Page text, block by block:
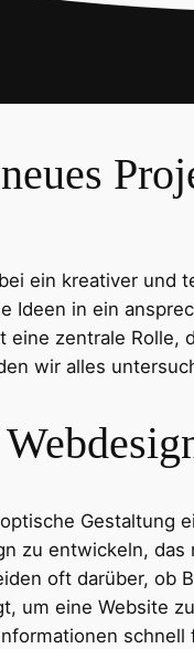
ein kreativer und
Ideen in ein
eine zentrale
wir alles
Gestaltung
zu entwickeln,
oft darüber, ob
um eine Website